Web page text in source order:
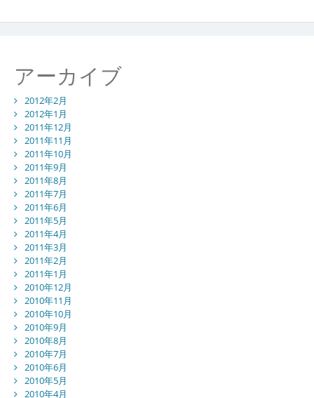
アーカイブ
2012年2月
2012年1月
2011年12月
2011年11月
2011年10月
2011年9月
2011年8月
2011年7月
2011年6月
2011年5月
2011年4月
2011年3月
2011年2月
2011年1月
2010年12月
2010年11月
2010年10月
2010年9月
2010年8月
2010年7月
2010年6月
2010年5月
2010年4月